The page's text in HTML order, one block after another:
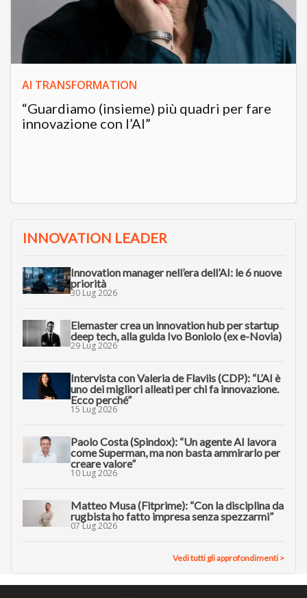
AI TRANSFORMATION
“Guardiamo (insieme) più quadri per fare
innovazione con l’AI”
INNOVATION LEADER
Innovation manager nell’era dell’AI: le 6 nuove
priorità
30 Lug 2026
Elemaster crea un innovation hub per startup
deep tech, alla guida Ivo Boniolo (ex e-Novia)
29 Lug 2026
Intervista con Valeria de Flaviis (CDP): “L’AI è
uno dei migliori alleati per chi fa innovazione.
Ecco perché”
15 Lug 2026
Paolo Costa (Spindox): “Un agente AI lavora
come Superman, ma non basta ammirarlo per
creare valore”
10 Lug 2026
Matteo Musa (Fitprime): “Con la disciplina da
rugbista ho fatto impresa senza spezzarmi”
07 Lug 2026
Vedi tutti gli approfondimenti >